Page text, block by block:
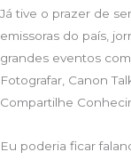
Já tive o prazer de
emissoras do país,
grandes eventos
Fotografar, Canon
Compartilhe
Eu poderia ficar